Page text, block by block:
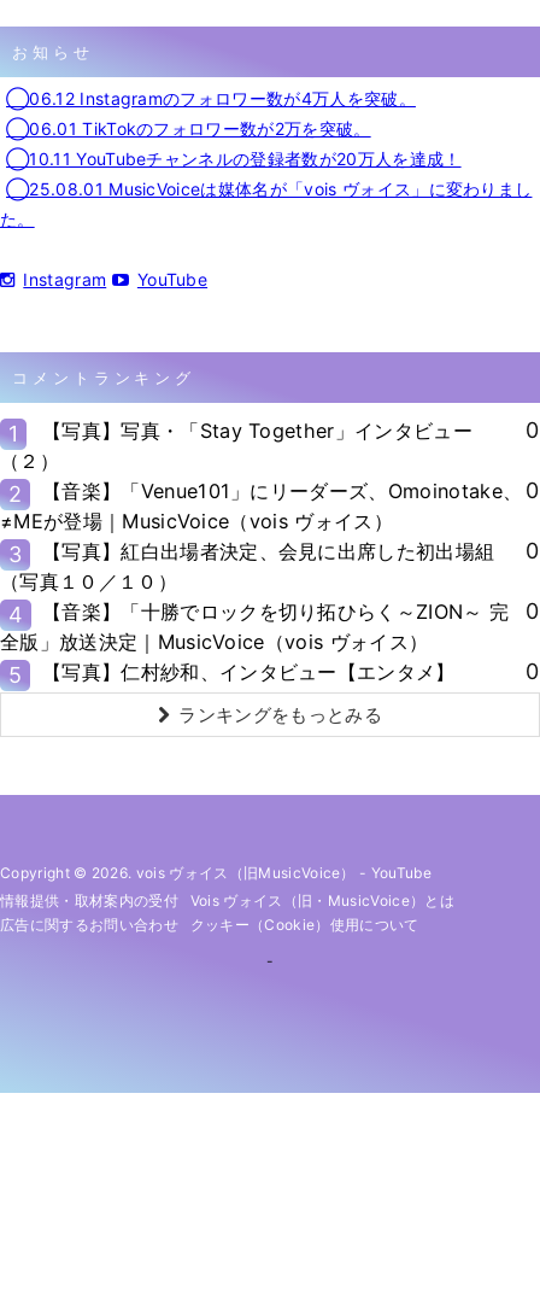
お知らせ
◯06.12 Instagramのフォロワー数が4万人を突破。
◯06.01 TikTokのフォロワー数が2万を突破。
◯10.11 YouTubeチャンネルの登録者数が20万人を達成！
◯25.08.01 MusicVoiceは媒体名が「vois ヴォイス」に変わりまし
た。
Instagram YouTube
コメントランキング
1
【写真】写真・「Stay Together」インタビュー
（２）
0
2
【音楽】「Venue101」にリーダーズ、Omoinotake、
≠MEが登場｜MusicVoice（vois ヴォイス）
0
3
【写真】紅白出場者決定、会見に出席した初出場組
（写真１０／１０）
0
4
【音楽】「十勝でロックを切り拓ひらく～ZION～ 完
全版」放送決定｜MusicVoice（vois ヴォイス）
0
5 【写真】仁村紗和、インタビュー【エンタメ】 0
ランキングをもっとみる
Copyright © 2026. vois ヴォイス（旧MusicVoice） - YouTube
情報提供・取材案内の受付
Vois ヴォイス（旧・MusicVoice）とは
広告に関するお問い合わせ
クッキー（cookie）使用について
-